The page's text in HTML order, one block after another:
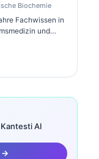
Biochemie
Fachwissen in
und
Präsident der
Chemie ist er
die
AI
→